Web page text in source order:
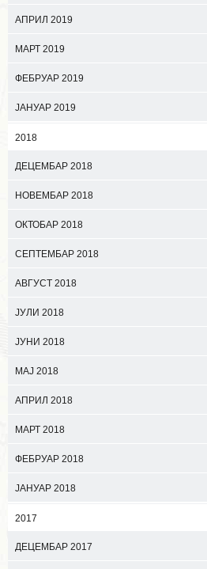
АПРИЛ 2019
МАРТ 2019
ФЕБРУАР 2019
ЈАНУАР 2019
2018
ДЕЦЕМБАР 2018
НОВЕМБАР 2018
ОКТОБАР 2018
СЕПТЕМБАР 2018
АВГУСТ 2018
ЈУЛИ 2018
ЈУНИ 2018
МАЈ 2018
АПРИЛ 2018
МАРТ 2018
ФЕБРУАР 2018
ЈАНУАР 2018
2017
ДЕЦЕМБАР 2017